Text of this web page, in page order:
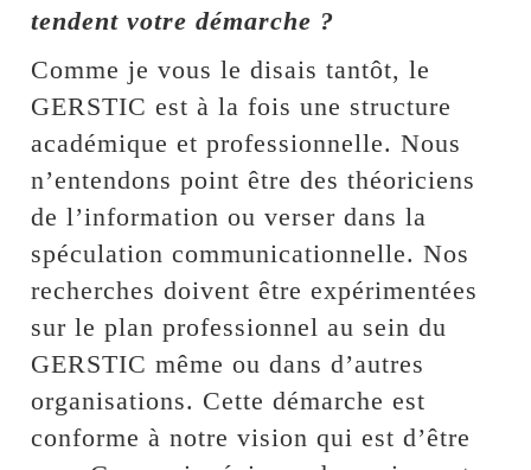
tendent votre démarche ?
Comme je vous le disais tantôt, le
GERSTIC est à la fois une structure
académique et professionnelle. Nous
n’entendons point être des théoriciens
de l’information ou verser dans la
spéculation communicationnelle. Nos
recherches doivent être expérimentées
sur le plan professionnel au sein du
GERSTIC même ou dans d’autres
organisations. Cette démarche est
conforme à notre vision qui est d’être